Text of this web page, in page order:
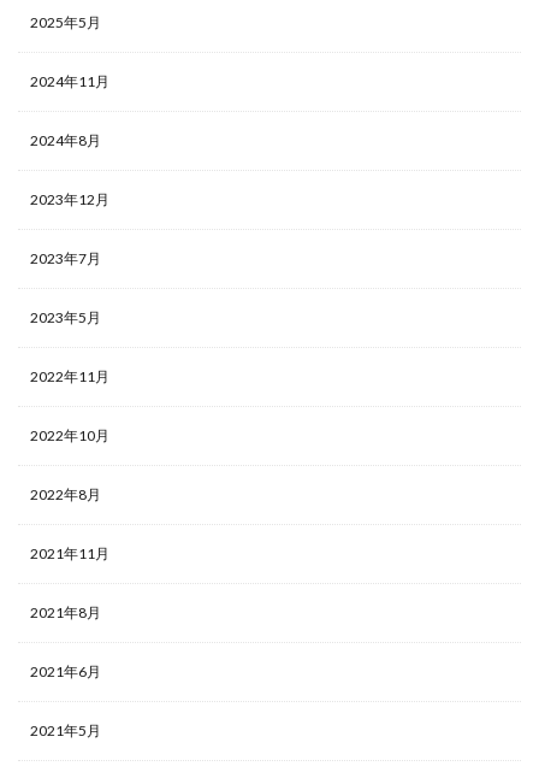
2025年5月
2024年11月
2024年8月
2023年12月
2023年7月
2023年5月
2022年11月
2022年10月
2022年8月
2021年11月
2021年8月
2021年6月
2021年5月